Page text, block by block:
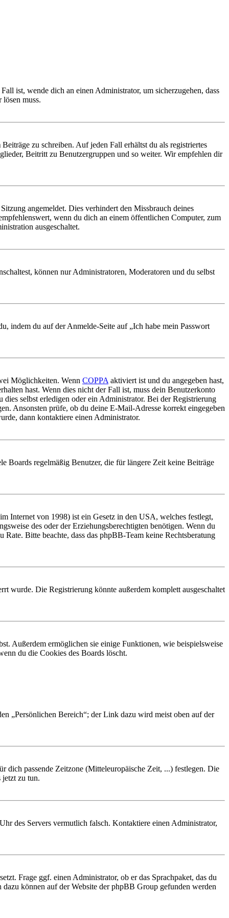
ist, wende dich an einen Administrator, um sicherzugehen, dass
muss.
zu schreiben. Auf jeden Fall erhältst du als registriertes
Beitritt zu Benutzergruppen und so weiter. Wir empfehlen dir
angemeldet. Dies verhindert den Missbrauch deines
wenn du dich an einem öffentlichen Computer, zum
ausgeschaltet.
können nur Administratoren, Moderatoren und du selbst
indem du auf der Anmelde-Seite auf „Ich habe mein Passwort
Möglichkeiten. Wenn COPPA aktiviert ist und du angegeben hast,
hast. Wenn dies nicht der Fall ist, muss dein Benutzerkonto
selbst erledigen oder ein Administrator. Bei der Registrierung
Ansonsten prüfe, ob du deine E-Mail-Adresse korrekt eingegeben
dann kontaktiere einen Administrator.
Boards regelmäßig Benutzer, die für längere Zeit keine Beiträge
Internet von 1998) ist ein Gesetz in den USA, welches festlegt,
des oder der Erziehungsberechtigten benötigen. Wenn du
Bitte beachte, dass das phpBB-Team keine Rechtsberatung
wurde. Die Registrierung könnte außerdem komplett ausgeschaltet
Außerdem ermöglichen sie einige Funktionen, wie beispielsweise
du die Cookies des Boards löscht.
„Persönlichen Bereich“; der Link dazu wird meist oben auf der
dich passende Zeitzone (Mitteleuropäische Zeit, ...) festlegen. Die
jetzt zu tun.
des Servers vermutlich falsch. Kontaktiere einen Administrator,
Frage ggf. einen Administrator, ob er das Sprachpaket, das du
können auf der Website der phpBB Group gefunden werden